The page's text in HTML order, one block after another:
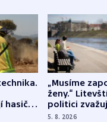
hasiči z
„Musíme
ženy.“
politici
dohodu o
5. 8. 2026